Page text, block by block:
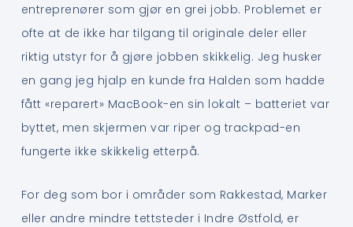
entreprenører som gjør en grei jobb. Problemet er
ofte at de ikke har tilgang til originale deler eller
riktig utstyr for å gjøre jobben skikkelig. Jeg husker
en gang jeg hjalp en kunde fra Halden som hadde
fått «reparert» MacBook-en sin lokalt – batteriet var
byttet, men skjermen var riper og trackpad-en
fungerte ikke skikkelig etterpå.
For deg som bor i områder som Rakkestad, Marker
eller andre mindre tettsteder i Indre Østfold, er